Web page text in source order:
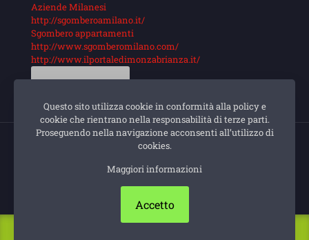
Aziende Milanesi
http://sgomberoamilano.it/
Sgombero appartamenti
http://www.sgomberomilano.com/
http://www.ilportaledimonzabrianza.it/
Guarda di più
© Impresa di pulizie Milano. Sito e posizionamento
Agenzia web MilanoWeb Revolution.
Privacy e cookie policy|Mappa Del Sito
Questo sito utilizza cookie in conformità alla policy e
cookie che rientrano nella responsabilità di terze parti.
Proseguendo nella navigazione acconsenti all’utilizzo di
cookies.
Maggiori informazioni
Accetto